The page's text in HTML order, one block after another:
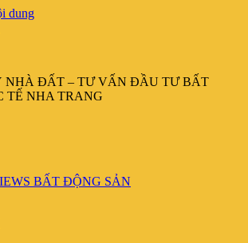
dung
NHÀ ĐẤT – TƯ VẤN ĐẦU TƯ BẤT
TẾ NHA TRANG
BẤT ĐỘNG SẢN